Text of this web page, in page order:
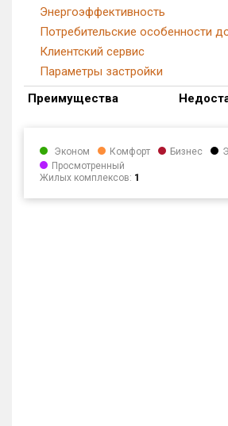
Энергоэффективность
Потребительские особенности
Клиентский сервис
Параметры застройки
Преимущества
Эконом Комфорт Бизнес
Просмотренный
Жилых комплексов: 1